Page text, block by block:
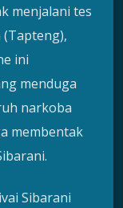
menjalani tes
ini
menduga
narkoba
membentak
Sibarani